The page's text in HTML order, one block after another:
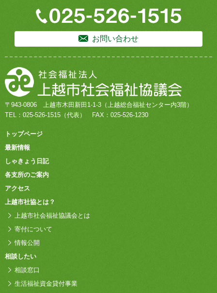
お問い合わせ
〒943-0806 上越市木田新田1-1-3 （上越総合福祉センター内3階）
TEL： 025-526-1515 （代表） FAX：025-526-1230
トップページ
最新情報
しゃきょう日記
各支所のご案内
アクセス
上越市社協とは？
上越市社会福祉協議会とは
寄付について
情報公開
相談したい
相談窓口
生活福祉資金貸付事業